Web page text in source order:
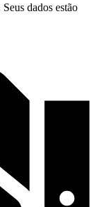
dados estão